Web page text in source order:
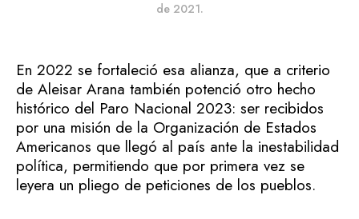
de 2021.
En 2022 se fortaleció esa alianza, que a criterio
de Aleisar Arana también potenció otro hecho
histórico del Paro Nacional 2023: ser recibidos
por una misión de la Organización de Estados
Americanos que llegó al país ante la inestabilidad
política, permitiendo que por primera vez se
leyera un pliego de peticiones de los pueblos.